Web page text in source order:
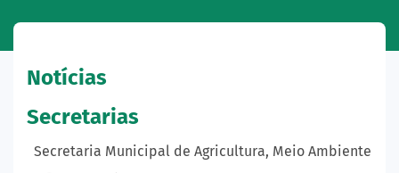
Notícias
Secretarias
Secretaria Municipal de Agricultura, Meio Ambiente